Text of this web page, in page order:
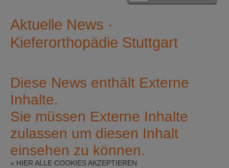
Aktuelle News ·
Kieferorthopädie Stuttgart
Diese News enthält Externe
Inhalte.
Sie müssen Externe Inhalte
zulassen um diesen Inhalt
einsehen zu können.
» HIER ALLE COOKIES AKZEPTIEREN